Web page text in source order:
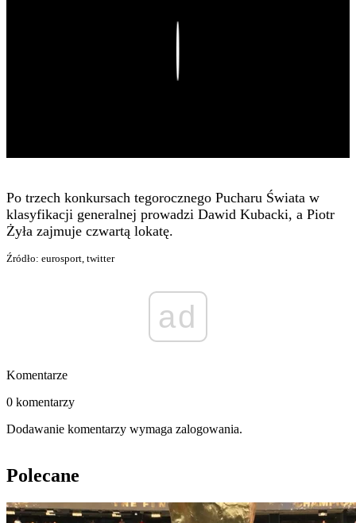
Po trzech konkursach tegorocznego Pucharu Świata w
klasyfikacji generalnej prowadzi Dawid Kubacki, a Piotr
Żyła zajmuje czwartą lokatę.
Źródło: eurosport, twitter
ad
Komentarze
0 komentarzy
Dodawanie komentarzy wymaga zalogowania.
Polecane